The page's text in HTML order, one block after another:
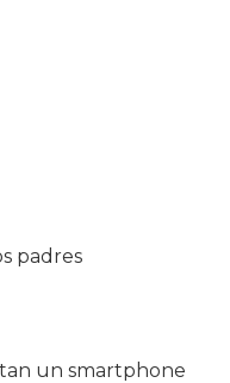
padres
un smartphone